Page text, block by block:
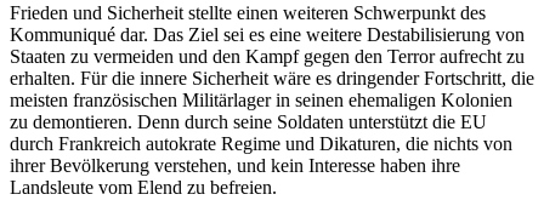
Frieden und Sicherheit stellte einen weiteren Schwerpunkt des
Kommuniqué dar. Das Ziel sei es eine weitere Destabilisierung von
Staaten zu vermeiden und den Kampf gegen den Terror aufrecht zu
erhalten. Für die innere Sicherheit wäre es dringender Fortschritt, die
meisten französischen Militärlager in seinen ehemaligen Kolonien
zu demontieren. Denn durch seine Soldaten unterstützt die EU
durch Frankreich autokrate Regime und Dikaturen, die nichts von
ihrer Bevölkerung verstehen, und kein Interesse haben ihre
Landsleute vom Elend zu befreien.